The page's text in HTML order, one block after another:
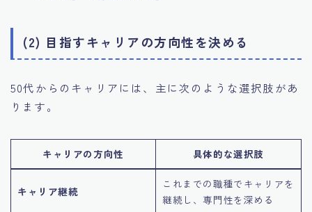
(2) 目指すキャリアの方向性を決める
50代からのキャリアには、主に次のような選択肢があ
ります。
キャリアの方向性 具体的な選択肢
キャリア継続
これまでの職種でキャリアを
継続し、専門性を深める